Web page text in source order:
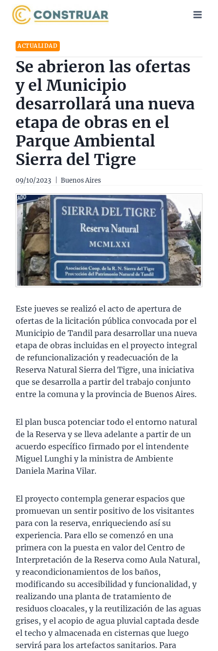
Saltar
ACTUALIDAD
Se abrieron las ofertas
y el Municipio
desarrollará una nueva
etapa de obras en el
Parque Ambiental
Sierra del Tigre
09/10/2023 Buenos Aires
Este jueves se realizó el acto de apertura de
ofertas de la licitación pública convocada por el
Municipio de Tandil para desarrollar una nueva
etapa de obras incluidas en el proyecto integral
de refuncionalización y readecuación de la
Reserva Natural Sierra del Tigre, una iniciativa
que se desarrolla a partir del trabajo conjunto
entre la comuna y la provincia de Buenos Aires.
El plan busca potenciar todo el entorno natural
de la Reserva y se lleva adelante a partir de un
acuerdo específico firmado por el intendente
Miguel Lunghi y la ministra de Ambiente
Daniela Marina Vilar.
El proyecto contempla generar espacios que
promuevan un sentir positivo de los visitantes
para con la reserva, enriqueciendo así ­su
experiencia. Para ello se comenzó en una
primera con la puesta en valor del Centro de
Interpretación de la Reserva como Aula Natural,
y reacondicionamientos de los baños,
modificando su accesibilidad y funcionalidad, y
realizando una planta de tratamiento de
residuos cloacales, y la reutilización de las aguas
grises, y el acopio de agua pluvial captada desde
el techo y almacenada en cisternas que luego
servirá para los artefactos sanitarios. Para